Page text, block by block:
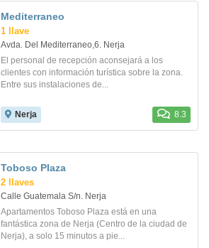
Mediterraneo
1 llave
Avda. Del Mediterraneo,6. Nerja
El personal de recepción aconsejará a los
clientes con información turística sobre la zona.
Entre sus instalaciones de...
Nerja 8.3
Toboso Plaza
2 llaves
Calle Guatemala S/n. Nerja
Apartamentos Toboso Plaza está en una
fantástica zona de Nerja (Centro de la ciudad de
Nerja), a solo 15 minutos a pie...